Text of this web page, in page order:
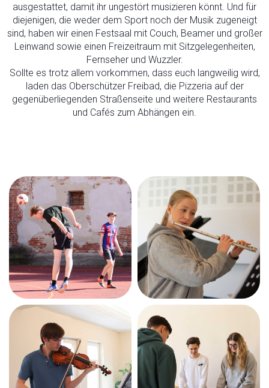
ausgestattet, damit ihr ungestört musizieren könnt. Und für
diejenigen, die weder dem Sport noch der Musik zugeneigt
sind, haben wir einen Festsaal mit Couch, Beamer und großer
Leinwand sowie einen Freizeitraum mit Sitzgelegenheiten,
Fernseher und Wuzzler.
Sollte es trotz allem vorkommen, dass euch langweilig wird,
laden das Oberschützer Freibad, die Pizzeria auf der
gegenüberliegenden Straßenseite und weitere Restaurants
und Cafés zum Abhängen ein.